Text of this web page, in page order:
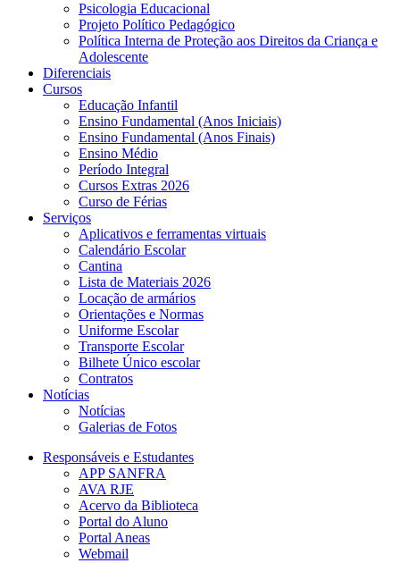
Psicologia Educacional
Projeto Político Pedagógico
Política Interna de Proteção aos Direitos da Criança e
Adolescente
Diferenciais
Cursos
Educação Infantil
Ensino Fundamental (Anos Iniciais)
Ensino Fundamental (Anos Finais)
Ensino Médio
Período Integral
Cursos Extras 2026
Curso de Férias
Serviços
Aplicativos e ferramentas virtuais
Calendário Escolar
Cantina
Lista de Materiais 2026
Locação de armários
Orientações e Normas
Uniforme Escolar
Transporte Escolar
Bilhete Único escolar
Contratos
Notícias
Notícias
Galerias de Fotos
Responsáveis e Estudantes
APP SANFRA
AVA RJE
Acervo da Biblioteca
Portal do Aluno
Portal Aneas
Webmail